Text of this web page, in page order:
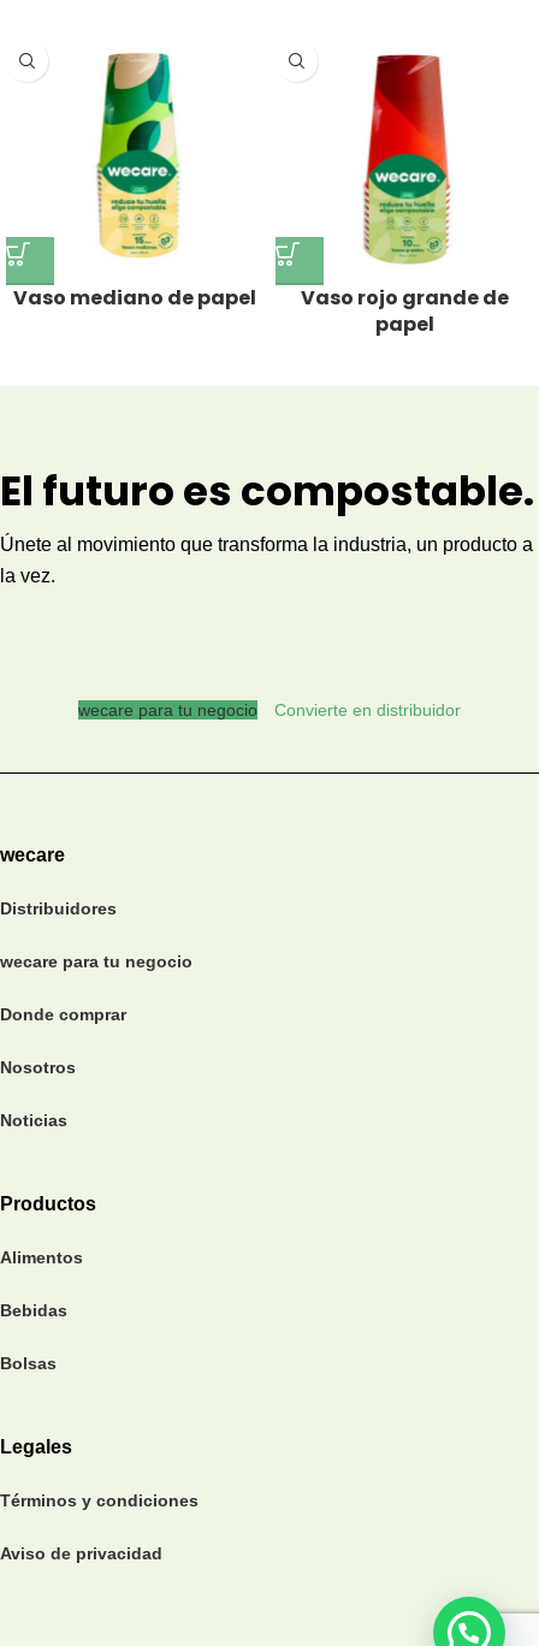
Vaso mediano de papel
Vaso rojo grande de
papel
El futuro es compostable.
Únete al movimiento que transforma la industria, un producto a
la vez.
wecare para tu negocio Convierte en distribuidor
wecare
Distribuidores
wecare para tu negocio
Donde comprar
Nosotros
Noticias
Productos
Alimentos
Bebidas
Bolsas
Legales
Términos y condiciones
Aviso de privacidad